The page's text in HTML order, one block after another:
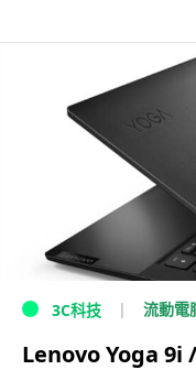
3C科技 流動電
Lenovo Yoga 9i